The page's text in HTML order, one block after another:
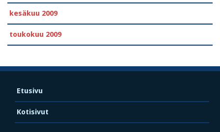
kesäkuu 2009
toukokuu 2009
Etusivu
Kotisivut